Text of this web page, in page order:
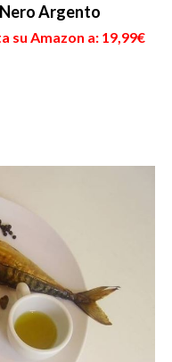
Argento
su Amazon a: 19,99€